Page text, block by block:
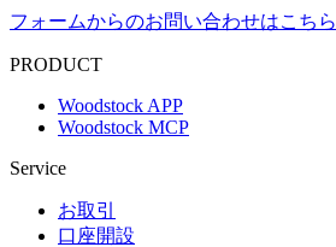
フォームからのお問い合わせはこちら
PRODUCT
Woodstock APP
Woodstock MCP
Service
お取引
口座開設